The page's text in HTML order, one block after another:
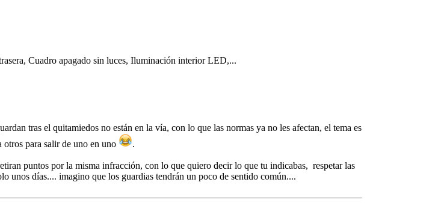
Cuadro apagado sin luces, Iluminación interior LED,...
tras el quitamiedos no están en la vía, con lo que las normas ya no les afectan, el tema es
otros para salir de uno en uno
.
puntos por la misma infracción, con lo que quiero decir lo que tu indicabas, respetar las
unos días.... imagino que los guardias tendrán un poco de sentido común....